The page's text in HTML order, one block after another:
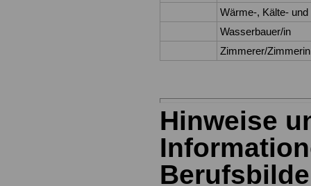
Wärme-, Kälte-
Wasserbauer/in
Zimmerer/Zimmerin
Hinweise